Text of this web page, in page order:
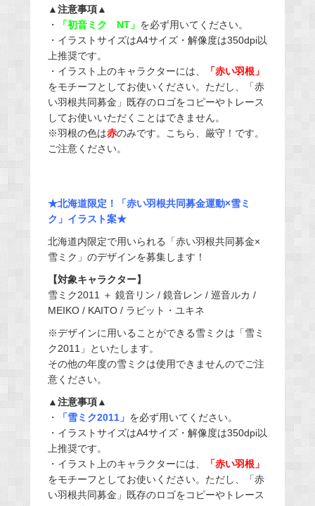
▲注意事項▲
・
「初音ミク NT」 を必ず用いてください。
・イラストサイズはA4サイズ・解像度は350dpi以
上推奨です。
・イラスト上のキャラクターには、
「赤い羽根」
をモチーフとしてお使いください。ただし、「赤
い羽根共同募金」既存のロゴをコピーやトレース
してお使いいただくことはできません。
※羽根の色は赤のみです。こちら、厳守！です。
ご注意ください。
★北海道限定！「赤い羽根共同募金運動×雪ミ
ク」イラスト案★
北海道内限定で用いられる「赤い羽根共同募金×
雪ミク」のデザインを募集します！
【対象キャラクター】
雪ミク2011 ＋ 鏡音リン / 鏡音レン / 巡音ルカ /
MEIKO / KAITO / ラビット・ユキネ
※デザインに用いることができる雪ミクは「雪ミ
ク2011」といたします。
その他の年度の雪ミクは使用できませんのでご注
意ください。
▲注意事項▲
・
「雪ミク2011」 を必ず用いてください。
・イラストサイズはA4サイズ・解像度は350dpi以
上推奨です。
・イラスト上のキャラクターには、
「赤い羽根」
をモチーフとしてお使いください。ただし、「赤
い羽根共同募金」既存のロゴをコピーやトレース